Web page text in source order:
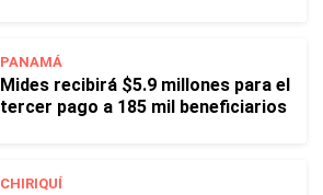
PANAMÁ
Mides recibirá $5.9 millones para el
tercer pago a 185 mil beneficiarios
CHIRIQUÍ